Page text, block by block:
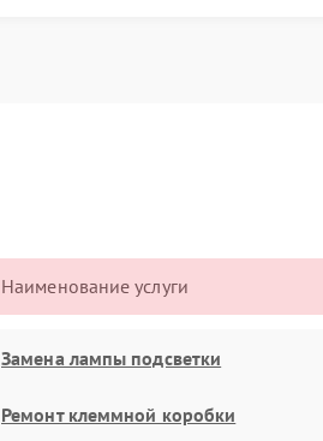
Наименование услуги
Замена лампы подсветки
Ремонт клеммной коробки